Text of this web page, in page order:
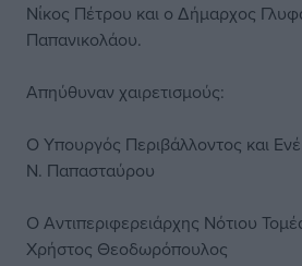
Νίκος Πέτρου και ο Δήμαρχος
Παπανικολάου.
Απηύθυναν χαιρετισμούς:
Ο Υπουργός Περιβάλλοντος και
Ν. Παπασταύρου
Ο Αντιπεριφερειάρχης Νότιου
Χρήστος Θεοδωρόπουλος